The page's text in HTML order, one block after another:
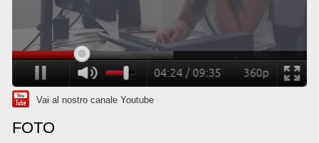
Vai al nostro canale Youtube
FOTO